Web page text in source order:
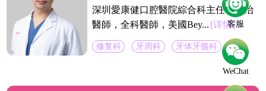
客服
WeChat
深圳愛康健口腔醫院綜合科主任，主治
醫師，全科醫師，美國Bey... [详情]
修复科 牙周科 牙体牙髓科